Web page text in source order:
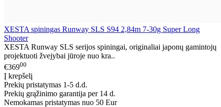
XESTA spiningas Runway SLS S94 2,84m 7-30g Super Long
Shooter
XESTA Runway SLS serijos spiningai, originaliai japonų gamintojų
projektuoti žvejybai jūroje nuo kra..
€36900
Į krepšelį
Prekių pristatymas 1-5 d.d.
Prekių grąžinimo garantija per 14 d.
Nemokamas pristatymas nuo 50 Eur